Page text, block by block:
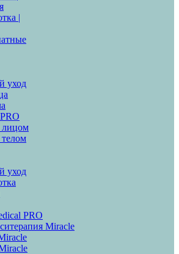
|
уход
лицом
телом
уход
PRO
Miracle